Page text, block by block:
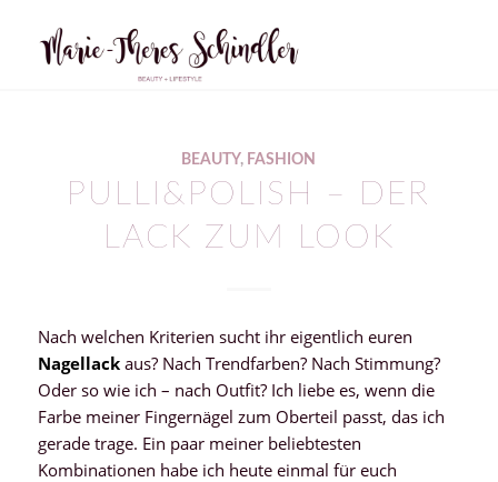
BEAUTY, FASHION
PULLI&POLISH – DER
LACK ZUM LOOK
Nach welchen Kriterien sucht ihr eigentlich euren
Nagellackaus? Nach Trendfarben? Nach Stimmung?
Oder so wie ich – nach Outfit? Ich liebe es, wenn die
Farbe meiner Fingernägel zum Oberteil passt, das ich
gerade trage. Ein paar meiner beliebtesten
Kombinationen habe ich heute einmal für euch